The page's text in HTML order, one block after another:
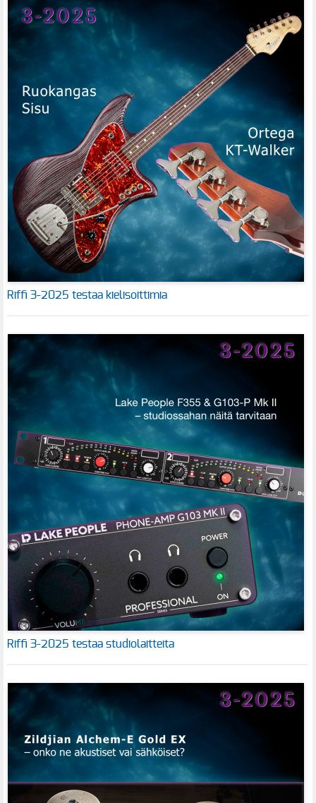
Riffi 3-2025 testaa kielisoittimia
Riffi 3-2025 testaa studiolaitteita